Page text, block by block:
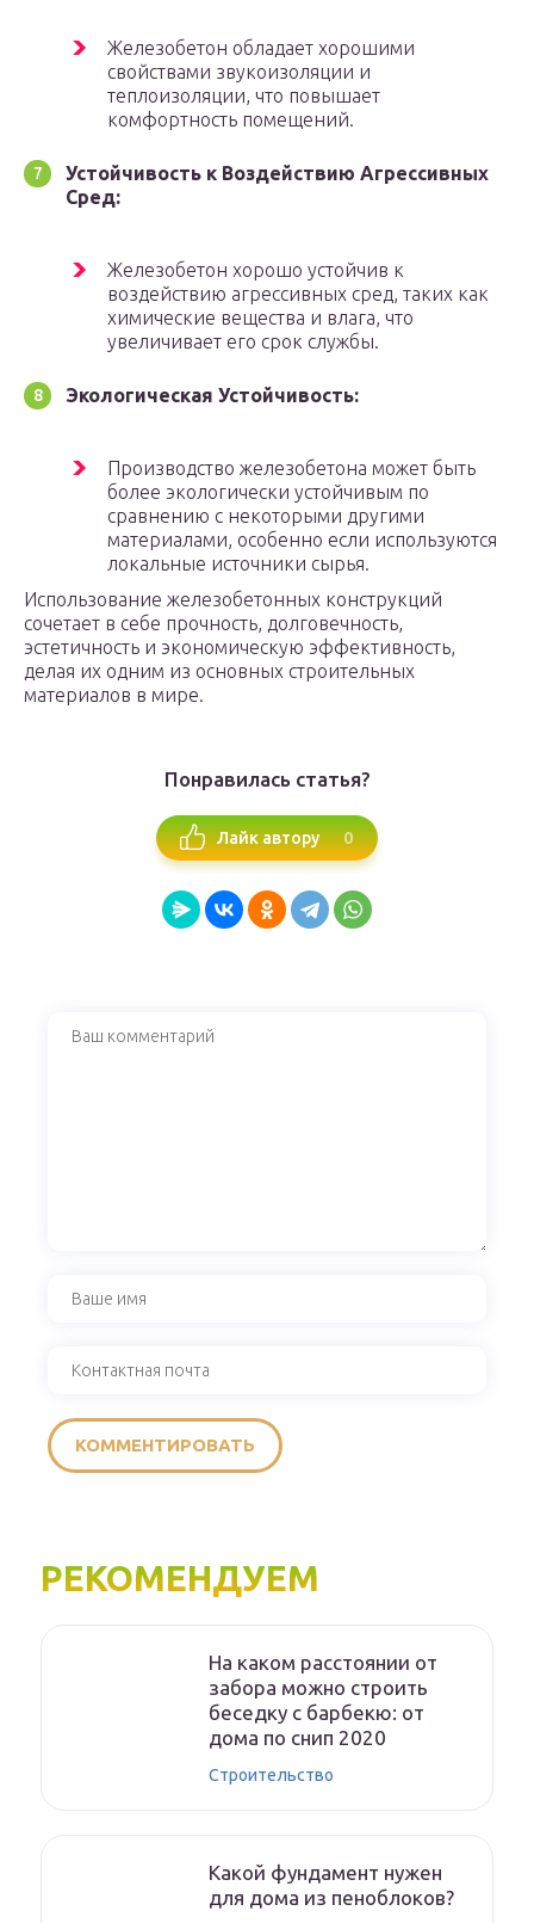
Железобетон обладает хорошими
свойствами звукоизоляции и
теплоизоляции, что повышает
комфортность помещений.
Устойчивость к Воздействию Агрессивных
Сред:
Железобетон хорошо устойчив к
воздействию агрессивных сред, таких как
химические вещества и влага, что
увеличивает его срок службы.
Экологическая Устойчивость:
Производство железобетона может быть
более экологически устойчивым по
сравнению с некоторыми другими
материалами, особенно если используются
локальные источники сырья.
Использование железобетонных конструкций
сочетает в себе прочность, долговечность,
эстетичность и экономическую эффективность,
делая их одним из основных строительных
материалов в мире.
Понравилась статья?
Лайк автору 0
РЕКОМЕНДУЕМ
На каком расстоянии от
забора можно строить
беседку с барбекю: от
дома по снип 2020
Строительство
Какой фундамент нужен
для дома из пеноблоков?